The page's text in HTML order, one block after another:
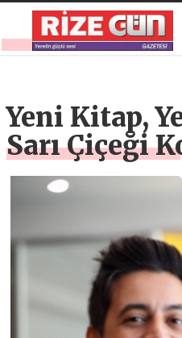
Yeni Kitap,
Sarı Çiçeği